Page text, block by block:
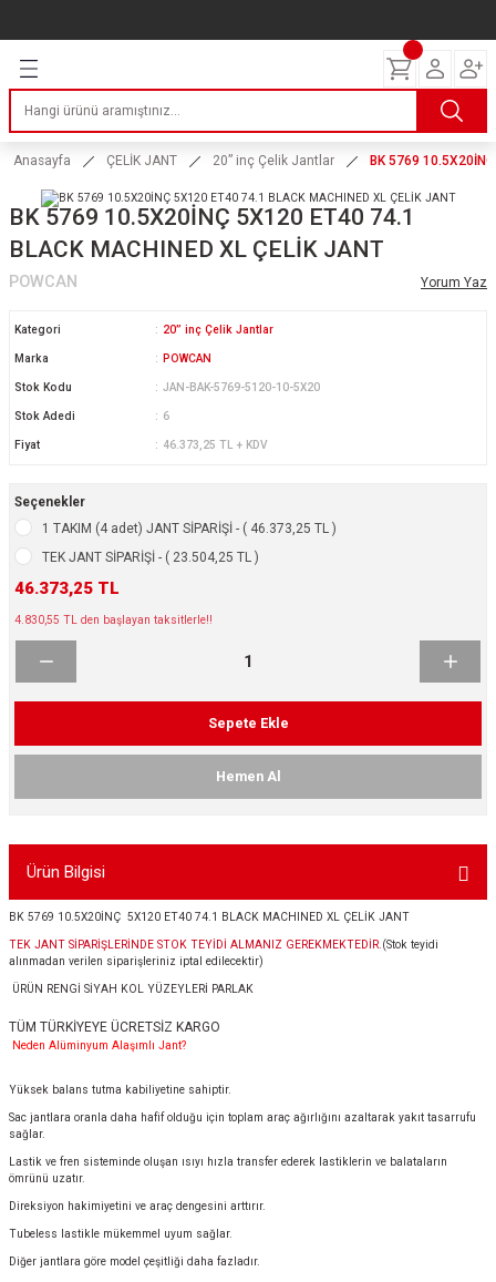
Lastikleri
Lastikleri
Hız Lastikleri
Çelik Jantlar
Jant
ve Fren Yağları
Anasayfa ÇELİK JANT 20” inç Çelik Jantlar BK 5769
BK 5769 10.5X20İNÇ 5X120 ET40 74.1
BLACK MACHINED XL ÇELİK JANT
POWCAN Yorum Yaz
Kategori 20” inç Çelik Jantlar
Marka POWCAN
Stok Kodu JAN-BAK-5769-5120-10-5X20
Stok Adedi 6
Fiyat 46.373,25 TL + KDV
Seçenekler
1 TAKIM (4 adet) JANT SİPARİŞİ - ( 46.373,25 TL )
TEK JANT SİPARİŞİ - ( 23.504,25 TL )
46.373,25 TL
4.830,55 TL den başlayan taksitlerle!!
Sepete Ekle
Hemen Al
Ürün Bilgisi
BK 5769 10.5X20İNÇ 5X120 ET40 74.1 BLACK MACHINED XL ÇELİK JANT
TEK JANT SİPARİŞLERİNDE STOK TEYİDİ ALMANIZ GEREKMEKTEDİR. (Stok teyidi
alınmadan verilen siparişleriniz iptal edilecektir)
ÜRÜN RENGİ SİYAH KOL YÜZEYLERİ PARLAK
TÜM TÜRKİYEYE ÜCRETSİZ KARGO
Neden Alüminyum Alaşımlı Jant?
Yüksek balans tutma kabiliyetine sahiptir.
Sac jantlara oranla daha hafif olduğu için toplam araç ağırlığını azaltarak yakıt tasarrufu
sağlar.
Lastik ve fren sisteminde oluşan ısıyı hızla transfer ederek lastiklerin ve balataların
ömrünü uzatır.
Direksiyon hakimiyetini ve araç dengesini arttırır.
Tubeless lastikle mükemmel uyum sağlar.
Diğer jantlara göre model çeşitliği daha fazladır.